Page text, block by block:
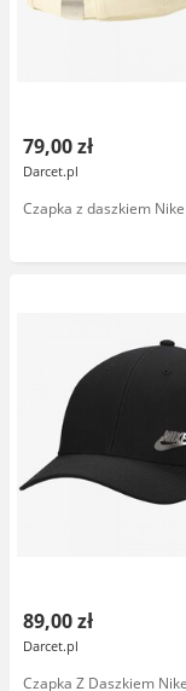
79,00 zł
Darcet.pl
Czapka z daszkiem
89,00 zł
Darcet.pl
Czapka Z Daszkiem